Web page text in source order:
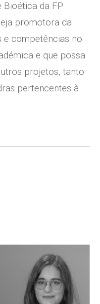
Bioética da FP
promotora da
e competências no
e que possa
projetos, tanto
pertencentes à